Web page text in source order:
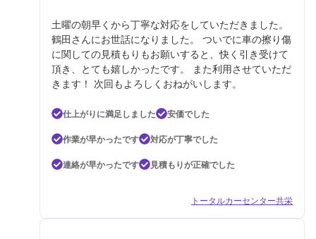
土曜の朝早くから丁寧な対応をしていただきました。
鶴田さんにお世話になりました。 ついでに車の擦り傷
に関しての見積もりもお願いすると、快く引き受けて
頂き、とても嬉しかったです。 また利用させていただ
きます！ 次回もよろしくおねがいします。
仕上がりに満足しました
安価でした
作業が早かったです
対応が丁寧でした
連絡が早かったです
見積もりが正確でした
トータルカーセンター共栄